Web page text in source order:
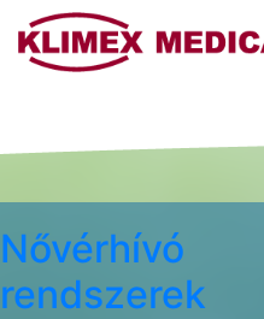
Nővérhívó
rendszerek